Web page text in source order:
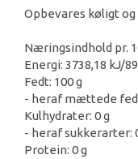
Opbevares køligt
Næringsindhold pr.
Energi: 3738,18 kJ/
Fedt: 100 g
- heraf mættede
Kulhydrater: 0 g
- heraf sukkerarter:
Protein: 0 g